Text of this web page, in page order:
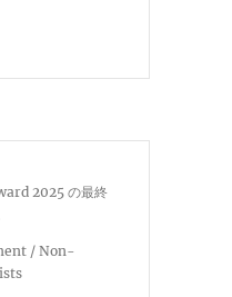
2025 の最終
/ Non-